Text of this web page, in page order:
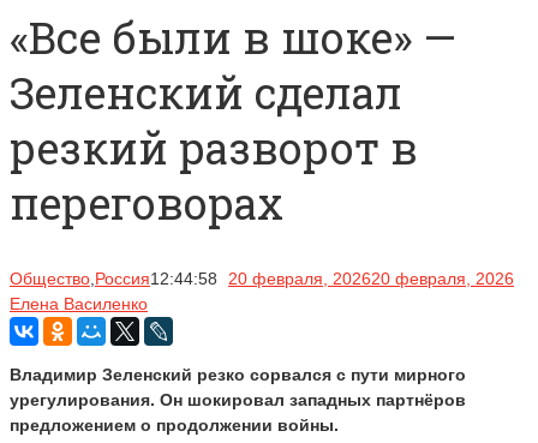
«Все были в шоке» —
Зеленский сделал
резкий разворот в
переговорах
Общество Россия12:44:58 20 февраля, 202620 февраля, 2026
Елена Василенко
Владимир Зеленский резко сорвался с пути мирного
урегулирования. Он шокировал западных партнёров
предложением о продолжении войны.